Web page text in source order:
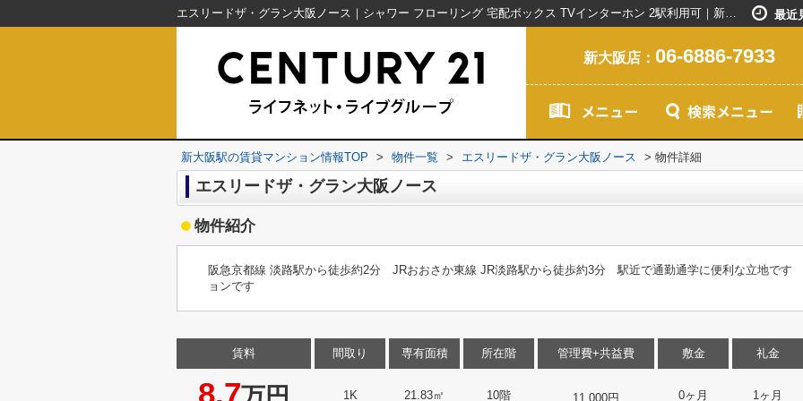
エスリードザ・グラン大阪ノース｜シャワー フローリング 宅配ボックス TVインターホン 2駅利用可｜新大阪駅で賃貸マンションを探すなら創業20年以上のセンチュリー21ライフネット・ライブグループ 最近
新大阪店： 06-6886-7933
新大阪駅の賃貸マンション情報TOP > 物件一覧 > エスリードザ・グラン大阪ノース > 物件詳細
エスリードザ・グラン大阪ノース
物件紹介
阪急京都線 淡路駅から徒歩約2分 JRおおさか東線 JR淡路駅から徒歩約3分 駅近で通勤通学に便利な立地です
ョンです
賃料
8.7
間取り
1K
専有面積
21.83㎡
所在階
10階
管理費+共益費
11,000円
敷金
0ヶ月
礼金
1ヶ月